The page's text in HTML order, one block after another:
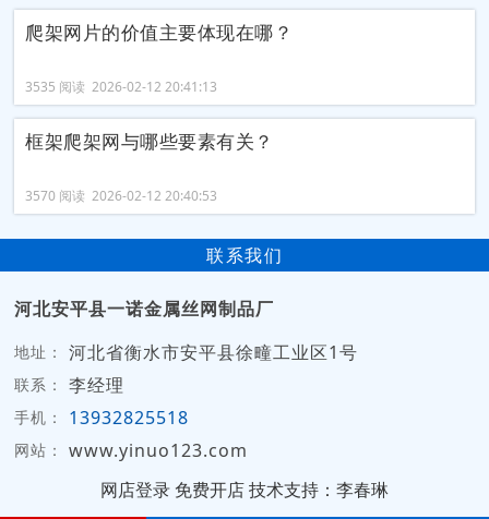
爬架网片的价值主要体现在哪？
3535 阅读 2026-02-12 20:41:13
框架爬架网与哪些要素有关？
3570 阅读 2026-02-12 20:40:53
联系我们
河北安平县一诺金属丝网制品厂
地址： 河北省衡水市安平县徐疃工业区1号
联系： 李经理
手机： 13932825518
网站：
www.yinuo123.com
网店登录 免费开店技术支持：李春琳